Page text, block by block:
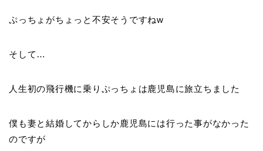
ぷっちょがちょっと不安そうですねw
そして…
人生初の飛行機に乗りぷっちょは鹿児島に旅立ちました
僕も妻と結婚してからしか鹿児島には行った事がなかった
のですが